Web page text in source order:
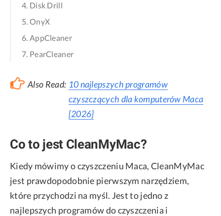
4. Disk Drill
5. OnyX
6. AppCleaner
7. PearCleaner
Also Read: 10 najlepszych programów
czyszczących dla komputerów Maca
[2026]
Co to jest CleanMyMac?
Kiedy mówimy o czyszczeniu Maca, CleanMyMac
jest prawdopodobnie pierwszym narzędziem,
które przychodzi na myśl. Jest to jedno z
najlepszych programów do czyszczenia i